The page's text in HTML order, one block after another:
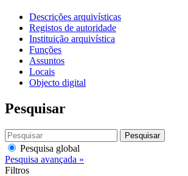
Descrições arquivísticas
Registos de autoridade
Instituição arquivística
Funções
Assuntos
Locais
Objecto digital
Pesquisar
Pesquisar
Pesquisa global
Pesquisa avançada »
Filtros